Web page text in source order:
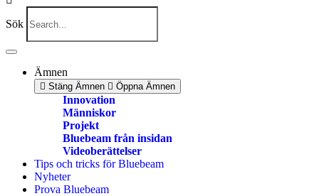
Sök
Ämnen
Stäng Ämnen Öppna Ämnen
Innovation
Människor
Projekt
Bluebeam från insidan
Videoberättelser
Tips och tricks för Bluebeam
Nyheter
Prova Bluebeam